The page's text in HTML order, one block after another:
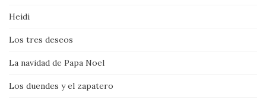
Heidi
Los tres deseos
La navidad de Papa Noel
Los duendes y el zapatero